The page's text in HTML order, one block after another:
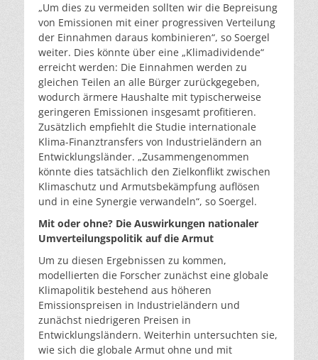
„Um dies zu vermeiden sollten wir die Bepreisung
von Emissionen mit einer progressiven Verteilung
der Einnahmen daraus kombinieren“, so Soergel
weiter. Dies könnte über eine „Klimadividende“
erreicht werden: Die Einnahmen werden zu
gleichen Teilen an alle Bürger zurückgegeben,
wodurch ärmere Haushalte mit typischerweise
geringeren Emissionen insgesamt profitieren.
Zusätzlich empfiehlt die Studie internationale
Klima-Finanztransfers von Industrieländern an
Entwicklungsländer. „Zusammengenommen
könnte dies tatsächlich den Zielkonflikt zwischen
Klimaschutz und Armutsbekämpfung auflösen
und in eine Synergie verwandeln“, so Soergel.
Mit oder ohne? Die Auswirkungen nationaler
Umverteilungspolitik auf die Armut
Um zu diesen Ergebnissen zu kommen,
modellierten die Forscher zunächst eine globale
Klimapolitik bestehend aus höheren
Emissionspreisen in Industrieländern und
zunächst niedrigeren Preisen in
Entwicklungsländern. Weiterhin untersuchten sie,
wie sich die globale Armut ohne und mit